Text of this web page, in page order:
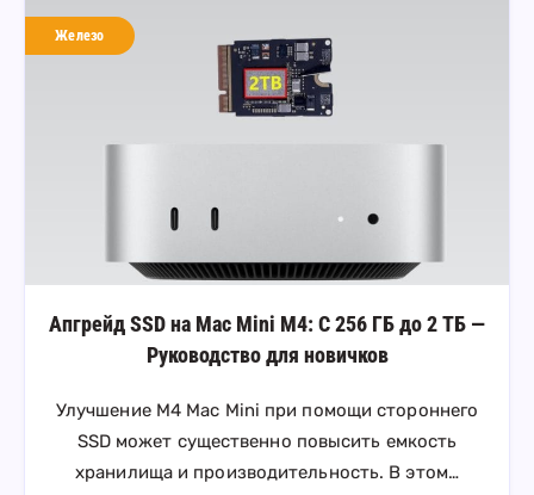
Железо
Апгрейд SSD на Mac Mini M4: С 256 ГБ до 2 ТБ —
Руководство для новичков
Улучшение M4 Mac Mini при помощи стороннего
SSD может существенно повысить емкость
хранилища и производительность. В этом…